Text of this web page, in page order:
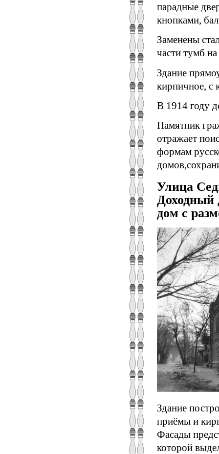
парадные
кнопками,
Заменены
части тумб
Здание
кирпичное, с
В 1914 году
Памятник
отражает
формам
Улица
Доходный
дом с
Здание
приёмы и
Фасады
которой